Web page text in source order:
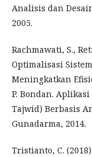
Analisis dan
2005.
Rachmawati, S.,
Optimalisasi
Meningkatkan
P. Bondan.
Tajwid) Berbasis
Gunadarma, 2014.
Tristianto, C.